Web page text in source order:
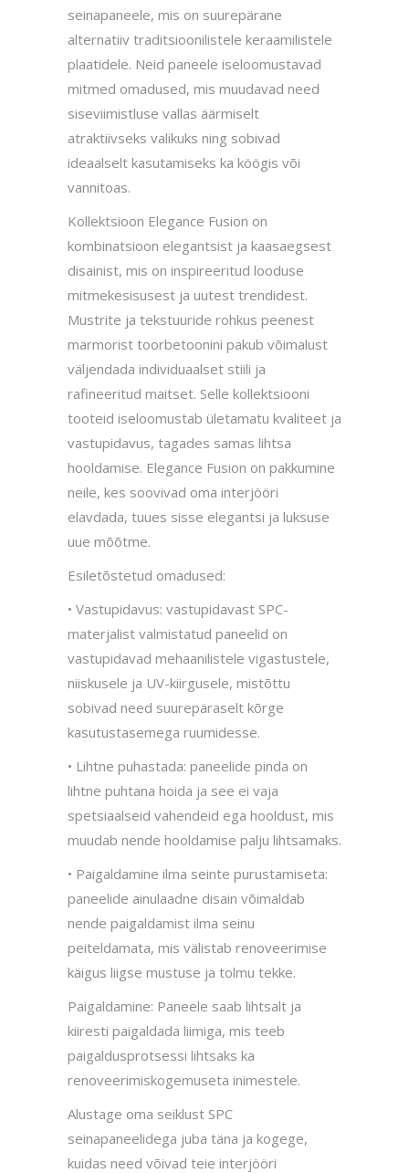
seinapaneele, mis on suurepärane
alternatiiv traditsioonilistele keraamilistele
plaatidele. Neid paneele iseloomustavad
mitmed omadused, mis muudavad need
siseviimistluse vallas äärmiselt
atraktiivseks valikuks ning sobivad
ideaalselt kasutamiseks ka köögis või
vannitoas.
Kollektsioon Elegance Fusion on
kombinatsioon elegantsist ja kaasaegsest
disainist, mis on inspireeritud looduse
mitmekesisusest ja uutest trendidest.
Mustrite ja tekstuuride rohkus peenest
marmorist toorbetoonini pakub võimalust
väljendada individuaalset stiili ja
rafineeritud maitset. Selle kollektsiooni
tooteid iseloomustab ületamatu kvaliteet ja
vastupidavus, tagades samas lihtsa
hooldamise. Elegance Fusion on pakkumine
neile, kes soovivad oma interjööri
elavdada, tuues sisse elegantsi ja luksuse
uue mõõtme.
Esiletõstetud omadused:
• Vastupidavus: vastupidavast SPC-
materjalist valmistatud paneelid on
vastupidavad mehaanilistele vigastustele,
niiskusele ja UV-kiirgusele, mistõttu
sobivad need suurepäraselt kõrge
kasutustasemega ruumidesse.
• Lihtne puhastada: paneelide pinda on
lihtne puhtana hoida ja see ei vaja
spetsiaalseid vahendeid ega hooldust, mis
muudab nende hooldamise palju lihtsamaks.
• Paigaldamine ilma seinte purustamiseta:
paneelide ainulaadne disain võimaldab
nende paigaldamist ilma seinu
peiteldamata, mis välistab renoveerimise
käigus liigse mustuse ja tolmu tekke.
Paigaldamine: Paneele saab lihtsalt ja
kiiresti paigaldada liimiga, mis teeb
paigaldusprotsessi lihtsaks ka
renoveerimiskogemuseta inimestele.
Alustage oma seiklust SPC
seinapaneelidega juba täna ja kogege,
kuidas need võivad teie interjööri